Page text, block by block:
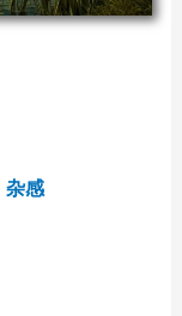
感